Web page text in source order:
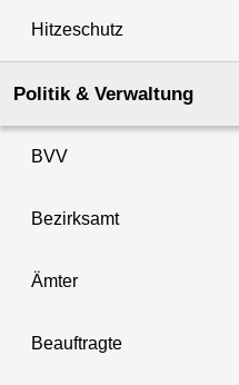
Hitzeschutz
Politik & Verwaltung
BVV
Bezirksamt
Ämter
Beauftragte